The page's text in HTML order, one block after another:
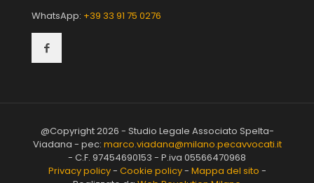
WhatsApp: +39 33 91 75 0276
@Copyright 2026 - Studio Legale Associato Spelta-
Viadana - pec: marco.viadana@milano.pecavvocati.it
- C.F. 97454690153 - P.iva 05566470968
Privacy policy- Cookie policy- Mappa del sito -